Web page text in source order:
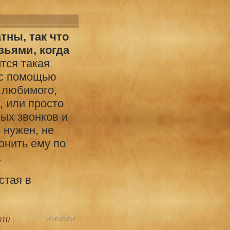
так что
когда
такая
помощью
любимого,
или просто
звонков и
нужен, не
ему по
в
|